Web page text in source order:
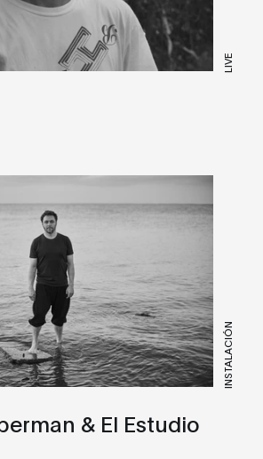
LIVE
INSTALACIÓN
& El Estudio